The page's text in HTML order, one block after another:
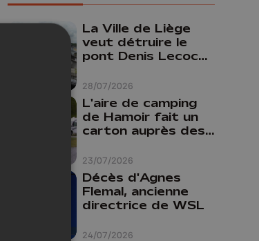
28/07/2026
La Ville de Liège
veut détruire le
pont Denis Lecocq
budget pour le
faire
23/07/2026
L'aire de camping
de Hamoir fait un
carton auprès des
24/07/2026
Décès d'Agnes
Flemal, ancienne
directrice de WSL